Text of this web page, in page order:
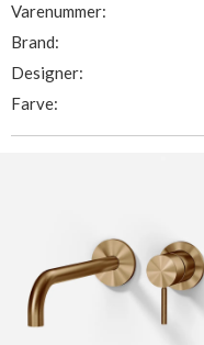
Varenummer:
Brand:
Designer:
Farve: